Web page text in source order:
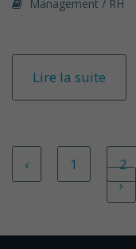
Management / RH
Lire la suite
‹ 1 2
›